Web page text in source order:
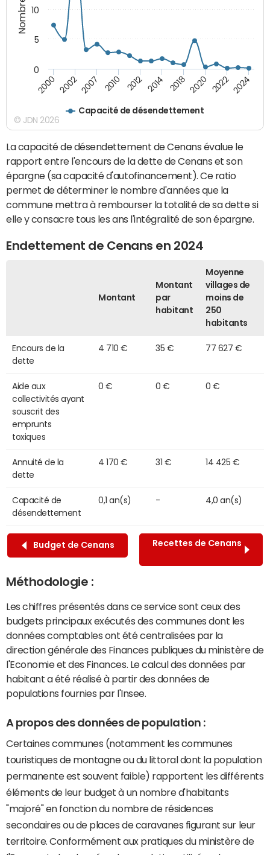
Capacité de désendettement
2000 2002 2007 2010 2012 2014 2018 2020 2022 2024
0
5
10
© JDN 2026
La capacité de désendettement de Cenans évalue le
rapport entre l'encours de la dette de Cenans et son
épargne (sa capacité d'autofinancement). Ce ratio
permet de déterminer le nombre d'années que la
commune mettra à rembourser la totalité de sa dette si
elle y consacre tous les ans l'intégralité de son épargne.
Endettement de Cenans en 2024
Montant
Montant
par
habitant
Moyenne
villages de
moins de
250
habitants
Encours de la
dette
4 710 € 35 € 77 627 €
Aide aux
collectivités ayant
souscrit des
emprunts
toxiques
0 € 0 € 0 €
Annuité de la
dette
4 170 € 31 € 14 425 €
Capacité de
désendettement
0,1 an(s) - 4,0 an(s)
Budget de Cenans Recettes de Cenans
Méthodologie :
Les chiffres présentés dans ce service sont ceux des
budgets principaux exécutés des communes dont les
données comptables ont été centralisées par la
direction générale des Finances publiques du ministère de
l'Economie et des Finances. Le calcul des données par
habitant a été réalisé à partir des données de
populations fournies par l'Insee.
A propos des données de population :
Certaines communes (notamment les communes
touristiques de montagne ou du littoral dont la population
permanente est souvent faible) rapportent les différents
éléments de leur budget à un nombre d'habitants
"majoré" en fonction du nombre de résidences
secondaires ou de places de caravanes figurant sur leur
territoire. Conformément aux pratiques du ministère de